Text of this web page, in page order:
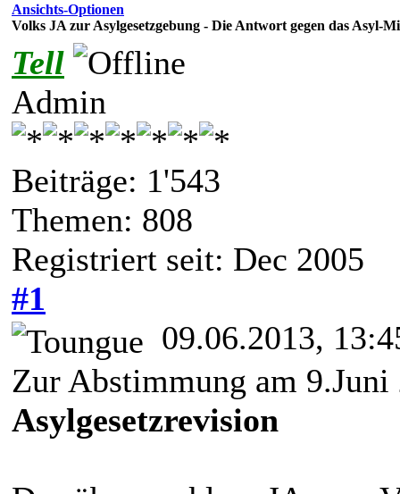
Ansichts-Optionen
Volks JA zur Asylgesetzgebung - Die Antwort gegen das Asyl-
Tell
Admin
Beiträge: 1'543
Themen: 808
Registriert seit: Dec 2005
#1
09.06.2013,
Zur Abstimmung am
Asylgesetzrevision